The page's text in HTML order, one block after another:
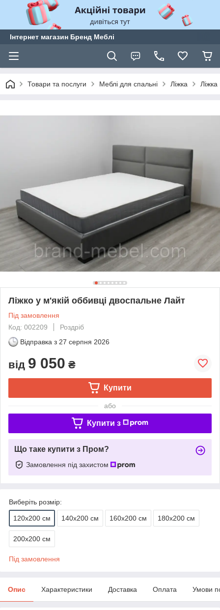
Інтернет магазин Бренд Меблі
Товари та послуги Меблі для спальні Ліжка Ліжка
Ліжко у м'якій оббивці двоспальне Лайт
Під замовлення
Код: 002209
Роздріб
Відправка з 27 серпня 2026
від 9 050 ₴
Купити
або
Купити з
Що таке купити з Пром?
Замовлення під захистом
Виберіть розмір:
120х200 см 140х200 см 160х200 см 180х200 см
200х200 см
Під замовлення
Опис Характеристики Доставка Оплата Умови